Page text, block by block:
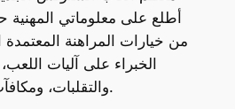
من خيارات المراهنة
الخبراء على آليات
والتقلبات، ومكافآت العروض الترويجية.